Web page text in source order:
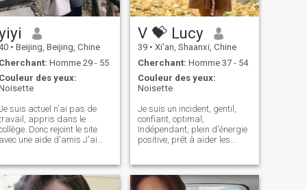
ne le faites pas Contactez-
moi. Merci !
• Beijing, Beijing, Chine
Cherchant: Homme 29 - 55
Couleur des yeux:
suis actuel n'ai pas de
appris dans le
Donc rejoint le site
avec une aide d'amis J'ai
qu'ils ne m'achètent
pas de choses. J'aimerais
V 💝 Lucy
39 • Xi'an, Shaanxi, Chine
Cherchant: Homme 37 - 54
Couleur des yeux:
Noisette
Je suis un incident, gentil,
confiant, optimal,
Indépendant, plein d'énergie
positive, prêt à aider les
famille.J'aime voyager,
fitness, randonnée, camping,